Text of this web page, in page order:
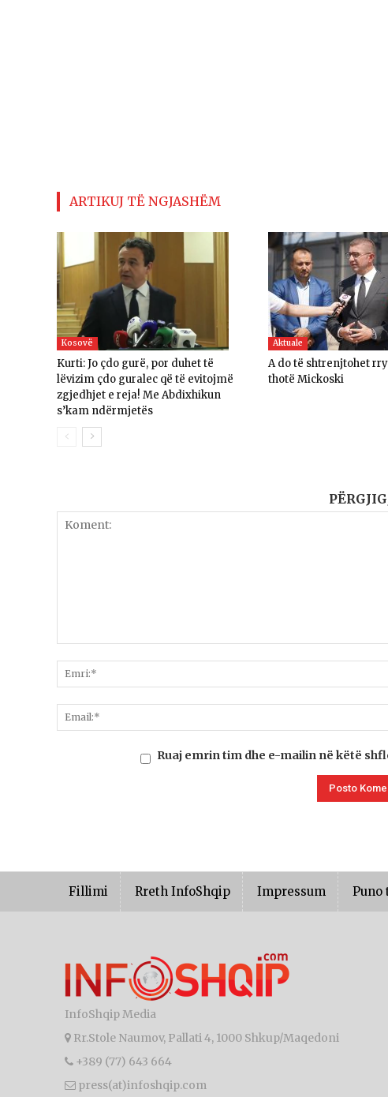
ARTIKUJ TË NGJASHËM
Kosovë
Kurti: Jo çdo gurë, por duhet të
lëvizim çdo guralec që të evitojmë
zgjedhjet e reja! Me Abdixhikun
s’kam ndërmjetës
Aktuale
A do të shtrenjtohet
thotë Mickoski
Ruaj emrin tim dhe e-mailin në këtë
Fillimi Rreth InfoShqip Impressum Puno
InfoShqip Media
Rr.Stole Naumov, Pallati 4, 1000 Shkup/Maqedoni
+389 (77) 643 664
press(at)infoshqip.com